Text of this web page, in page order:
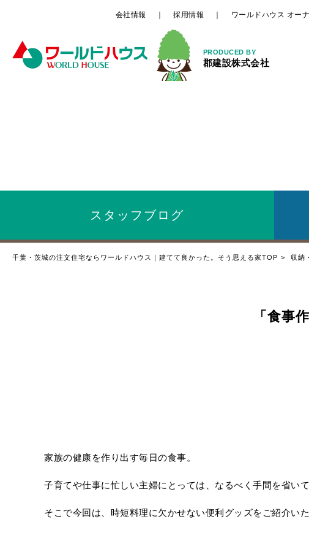
PRODUCED BY
郡建設株式会社
会社情報 採用情報 ワールドハウス オー
スタッフ ブログ
千葉・茨城の注文住宅ならワールドハウス｜建てて良かった。そう思える家TOP 収納
「食事
家族の健康を作り出す毎日の食事。
子育てや仕事に忙しい主婦にとっては、なるべく手間を省い
そこで今回は、時短料理に欠かせない便利グッズをご紹介いた